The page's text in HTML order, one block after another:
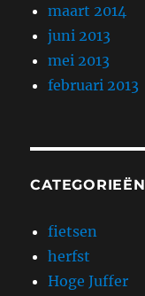
maart 2014
juni 2013
mei 2013
februari 2013
CATEGORIEËN
fietsen
herfst
Hoge Juffer